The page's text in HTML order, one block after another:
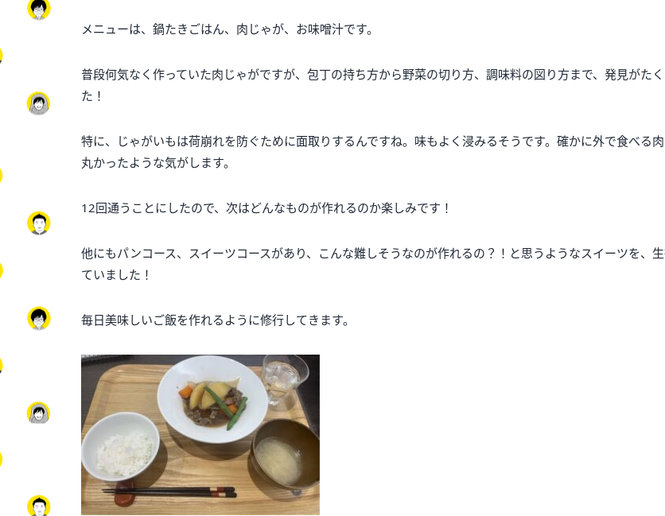
メニューは、鍋たきごはん、肉じゃが、お味噌汁です。
普段何気なく作っていた肉じゃがですが、包丁の持ち方から野菜の切り方、調味料の図り方まで、発見がた
た！
特に、じゃがいもは荷崩れを防ぐために面取りするんですね。味もよく浸みるそうです。確かに外で食べる
丸かったような気がします。
12回通うことにしたので、次はどんなものが作れるのか楽しみです！
他にもパンコース、スイーツコースがあり、こんな難しそうなのが作れるの？！と思うようなスイーツを、
ていました！
毎日美味しいご飯を作れるように修行してきます。